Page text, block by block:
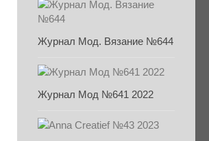
Журнал Мод. Вязание №644
Журнал Мод №641 2022